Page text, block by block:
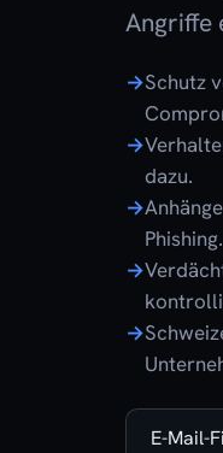
Angriffe
Schutz
dazu.
Phishing.
E-Mail-